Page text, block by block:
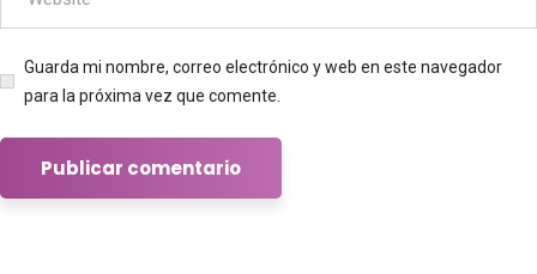
Guarda mi nombre, correo electrónico y web en este navegador
para la próxima vez que comente.